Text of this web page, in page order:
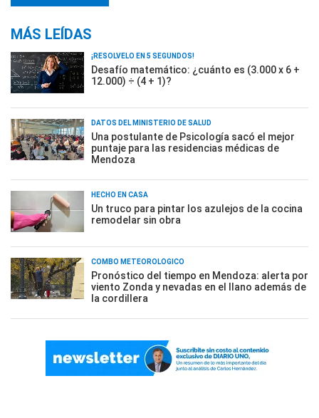
MÁS LEÍDAS
¡RESOLVELO EN 5 SEGUNDOS!
Desafío matemático: ¿cuánto es (3.000 x 6 +
12.000) ÷ (4 + 1)?
DATOS DEL MINISTERIO DE SALUD
Una postulante de Psicología sacó el mejor
puntaje para las residencias médicas de
Mendoza
HECHO EN CASA
Un truco para pintar los azulejos de la cocina
remodelar sin obra
COMBO METEOROLÓGICO
Pronóstico del tiempo en Mendoza: alerta por
viento Zonda y nevadas en el llano además de
la cordillera